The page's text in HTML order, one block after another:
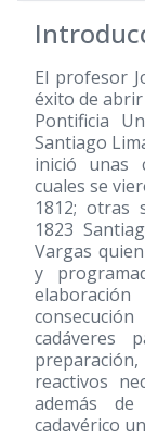
El profesor
éxito de
Pontificia
Santiago
inició unas
cuales se
1812; otras
1823
Vargas
y
cadáveres
reactivos
además
cadavérico